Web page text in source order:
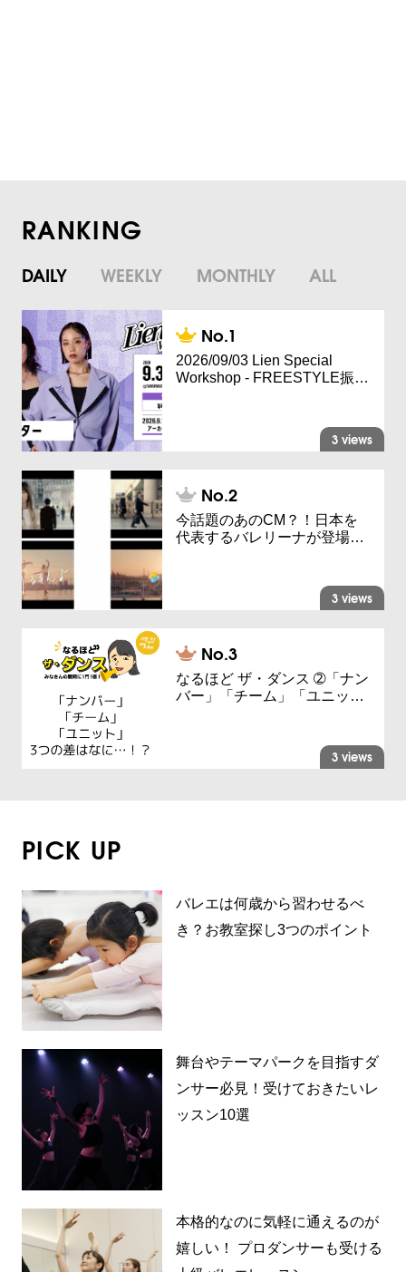
RANKING
DAILY WEEKLY MONTHLY ALL
2026/09/03 Lien Special
Workshop - FREESTYLE振…
3 views
今話題のあのCM？！日本を
代表するバレリーナが登場…
3 views
なるほど ザ・ダンス ➁「ナン
バー」「チーム」「ユニッ…
3 views
PICK UP
バレエは何歳から習わせるべ
き？お教室探し3つのポイント
舞台やテーマパークを目指すダ
ンサー必見！受けておきたいレ
ッスン10選
本格的なのに気軽に通えるのが
嬉しい！ プロダンサーも受ける